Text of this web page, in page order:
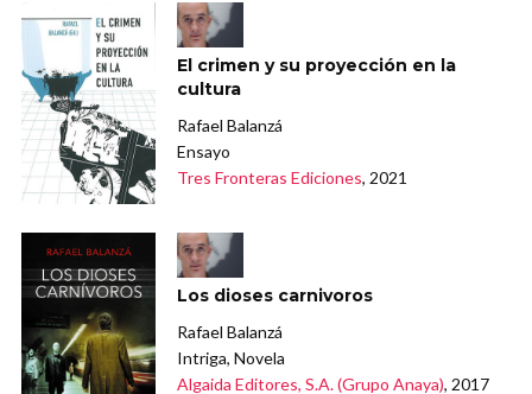
El crimen y su proyección en la
cultura
Rafael Balanzá
Ensayo
Tres Fronteras Ediciones, 2021
Los dioses carnivoros
Rafael Balanzá
Intriga, Novela
Algaida Editores, S.A. (Grupo Anaya), 2017